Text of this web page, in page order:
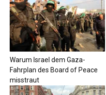
Warum Israel dem Gaza-
Fahrplan des Board of Peace
misstraut